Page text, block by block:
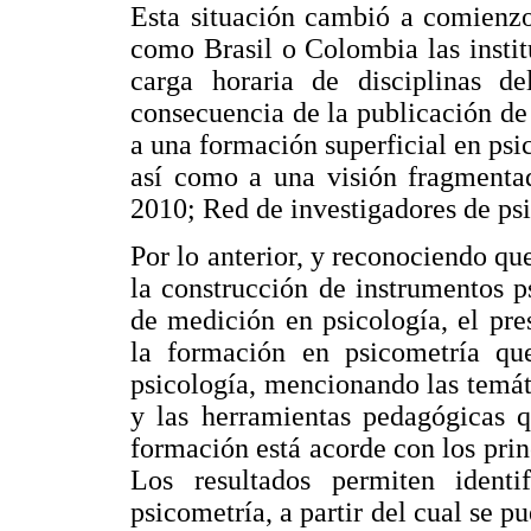
Esta situación cambió a
como Brasil o Colombia las
carga horaria de disciplinas
consecuencia de la publicación
a una formación superficial en
así como a una visión
2010; Red de investigadores de
Por lo anterior, y reconociendo
la construcción de instrumentos
de medición en psicología, el
la formación en psicometría
psicología, mencionando las
y las herramientas pedagógicas
formación está acorde con los
Los resultados permiten
psicometría, a partir del cual se